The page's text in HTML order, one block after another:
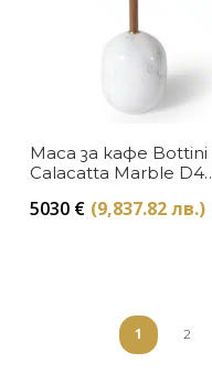
Маса за кафе Bottini
Calacatta Marble D45
5030 € (9,837.82 лв.)
1 2